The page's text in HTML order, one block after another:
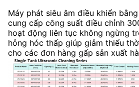
Máy phát siêu âm điều khiển
cung cấp công suất điều chỉnh
hoạt động liên tục không ngừng
hỏng hóc thấp giúp giảm thiểu
cho các đơn hàng gấp sản xuất